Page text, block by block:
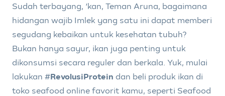
Sudah terbayang, ‘kan, Teman Aruna, bagaimana
hidangan wajib Imlek yang satu ini dapat memberi
segudang kebaikan untuk kesehatan tubuh?
Bukan hanya sayur, ikan juga penting untuk
dikonsumsi secara reguler dan berkala. Yuk, mulai
lakukan #RevolusiProtein dan beli produk ikan di
toko seafood online favorit kamu, seperti Seafood